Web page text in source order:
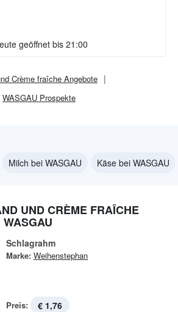
geöffnet bis 21:00
Crème fraîche Angebote
WASGAU Prospekte
Milch bei WASGAU Käse bei WASGAU
UND CRÈME FRAÎCHE
Schlagrahm
Marke: Weihenstephan
Preis: € 1,76